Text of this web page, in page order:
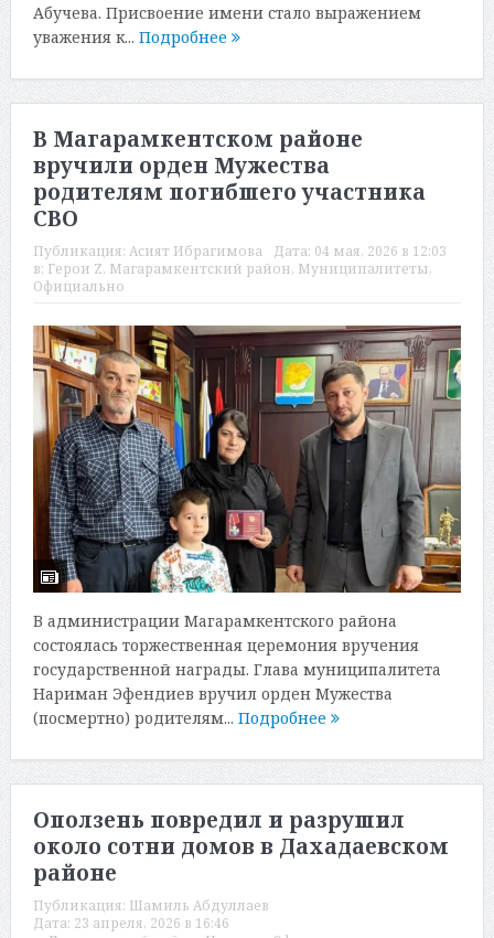
Абучева. Присвоение имени стало выражением
уважения к... Подробнее
В Магарамкентском районе
вручили орден Мужества
родителям погибшего участника
СВО
Публикация: Асият Ибрагимова Дата: 04 мая, 2026 в 12:03
в: Герои Z, Магарамкентский район, Муниципалитеты,
Официально
В администрации Магарамкентского района
состоялась торжественная церемония вручения
государственной награды. Глава муниципалитета
Нариман Эфендиев вручил орден Мужества
(посмертно) родителям... Подробнее
Оползень повредил и разрушил
около сотни домов в Дахадаевском
районе
Публикация: Шамиль Абдуллаев
Дата: 23 апреля, 2026 в 16:46